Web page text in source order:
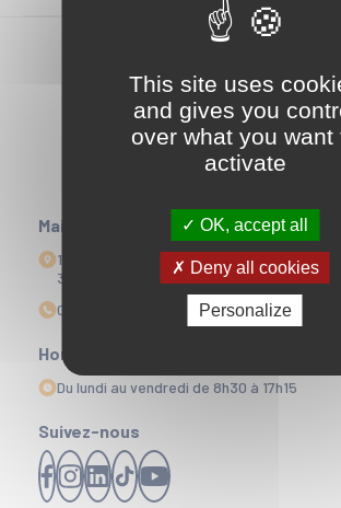
Mairie
1 Esplanade Edmond Doré
33164 La Teste-de-Buch
05 56 22 35 00
Horaires d'ouvertures
Du lundi au vendredi de 8h30 à 17h15
Suivez-nous
This site uses
and gives you
over what you want
activate
OK, accept all
Deny all cookies
Personalize